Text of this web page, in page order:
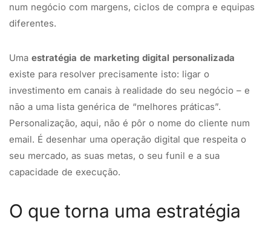
num negócio com margens, ciclos de compra e equipas
diferentes.
Uma estratégia de marketing digital personalizada
existe para resolver precisamente isto: ligar o
investimento em canais à realidade do seu negócio – e
não a uma lista genérica de “melhores práticas”.
Personalização, aqui, não é pôr o nome do cliente num
email. É desenhar uma operação digital que respeita o
seu mercado, as suas metas, o seu funil e a sua
capacidade de execução.
O que torna uma estratégia